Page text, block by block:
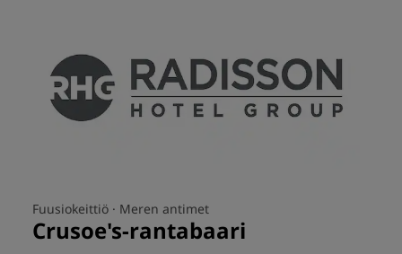
Fuusiokeittiö · Meren antimet
Crusoe's-rantabaari